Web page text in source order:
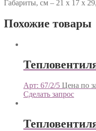
Габариты, см – 21 х 17 х
Похожие товары
Арт: 67/2/5 Цена по
Сделать запрос